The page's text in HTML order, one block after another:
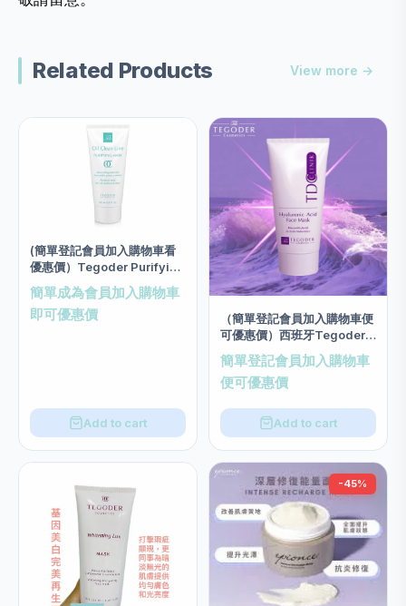
Related Products View more →
(簡單登記會員加入購物車看
優惠價）Tegoder Purifying
Mask Salon size 200ml
簡單成為會員加入購物車
即可優惠價
Add to cart
（簡單登記會員加入購物車便
可優惠價）西班牙Tegoder
玻尿酸低敏3N面膜 salon
size 200ml
簡單登記會員加入購物車
便可優惠價
Add to cart
-45%